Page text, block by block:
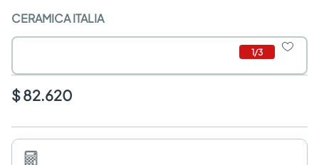
CERAMICA ITALIA
1/3
$ 82.620
armarios closet
comedores